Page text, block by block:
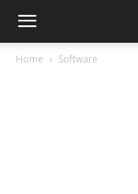
Home Software